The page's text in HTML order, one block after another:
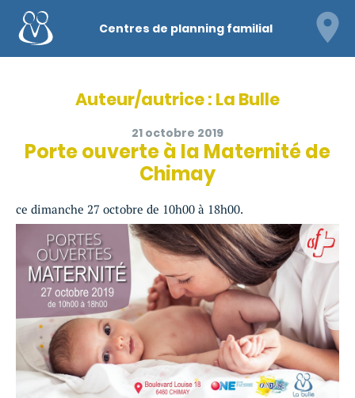
Centres de planning familial
Auteur/autrice : La Bulle
Porte ouverte à la Maternité de
Chimay
21 octobre 2019
ce dimanche 27 octobre de 10h00 à 18h00.